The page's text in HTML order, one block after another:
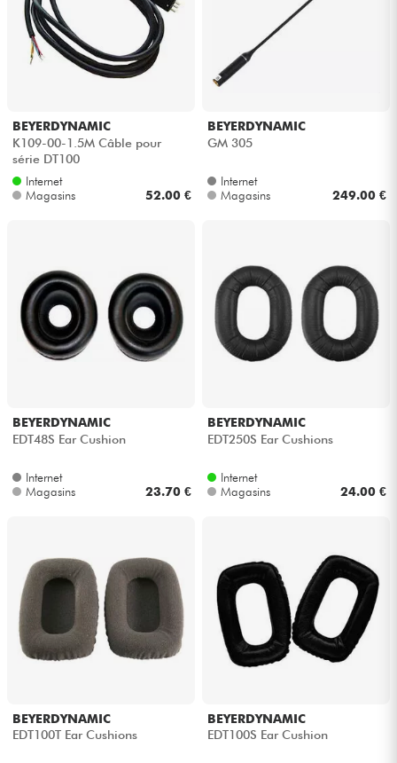
BEYERDYNAMIC
K109-00-1.5M Câble pour
série DT100
Internet
Magasins
52.00 €
BEYERDYNAMIC
GM 305
Internet
Magasins
249.00 €
BEYERDYNAMIC
EDT48S Ear Cushion
Internet
Magasins
23.70 €
BEYERDYNAMIC
EDT250S Ear Cushions
Internet
Magasins
24.00 €
BEYERDYNAMIC
EDT100T Ear Cushions
BEYERDYNAMIC
EDT100S Ear Cushion